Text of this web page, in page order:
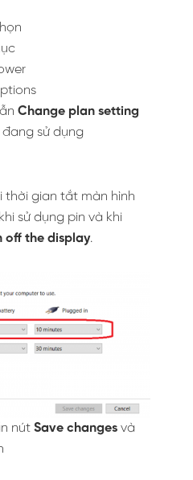
Change plan setting
sử dụng
thời gian tắt màn hình
sử dụng pin và khi
off the display.
nút Save changes và